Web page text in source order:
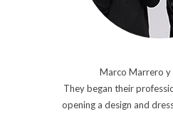
Marco Marrero y
They began their
opening a design and